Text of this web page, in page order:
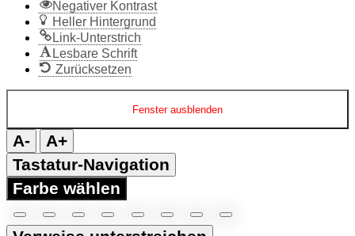
Negativer Kontrast
Heller Hintergrund
Link-Unterstrich
Lesbare Schrift
Zurücksetzen
Fenster ausblenden
A-
A+
Tastatur-Navigation
Farbe wählen